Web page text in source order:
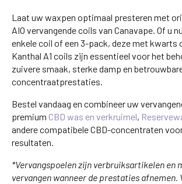
Laat uw waxpen optimaal presteren met
AIO vervangende coils van Canavape. Of u
enkele coil of een 3-pack, deze met kwarts
Kanthal A1 coils zijn essentieel voor het
zuivere smaak, sterke damp en
concentraatprestaties.
Bestel vandaag en combineer uw
premium CBD was en verkruimel,
andere compatibele CBD-concentraten
resultaten.
*Vervangspoelen zijn verbruiksartikelen en
vervangen wanneer de prestaties afnemen.